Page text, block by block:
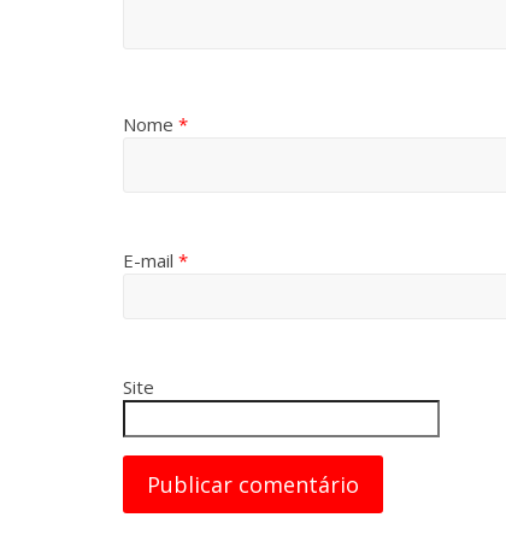
Nome *
E-mail *
Site